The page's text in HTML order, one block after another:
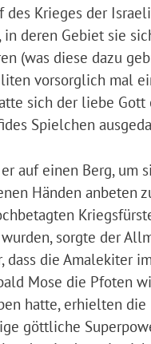
des Krieges der
deren Gebiet sie
(was diese dazu
vorsorglich mal
sich der liebe Gott
Spielchen
auf einen Berg, um
Händen anbeten
sorgte der
dass die Amalekiter
Mose die Pfoten
hatte, erhielten
göttliche